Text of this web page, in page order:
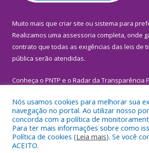
Muito mais que criar site ou sistema para
Realizamos uma assessoria completa, onde
contrato que todas as exigências das leis de
pública serão atendidas.
Conheça o PNTP e o Radar da Transparência
Todos os direitos reservados a
Inhangapi.
Nós usamos cookies para melhorar sua
navegação no portal. Ao utilizar nosso
concorda com a política de
Para ter mais informações sobre como
Política de cookies (Leia mais). Se você
ACEITO.